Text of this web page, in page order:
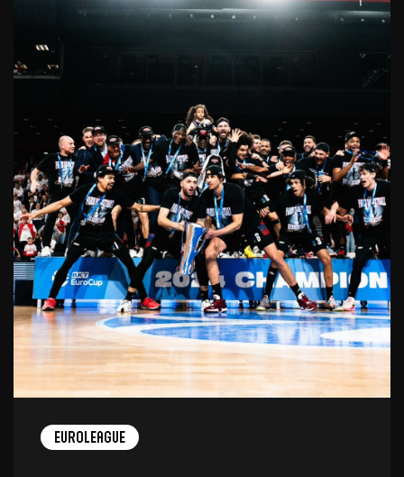
EuroLeague